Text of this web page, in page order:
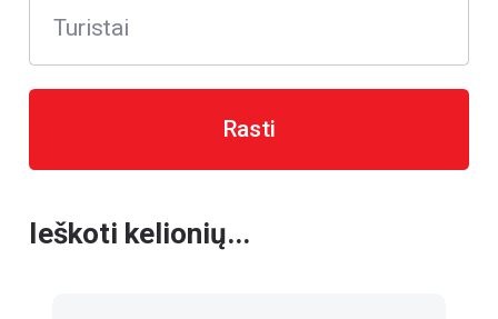
Turistai
Rasti
Ieškoti kelionių...